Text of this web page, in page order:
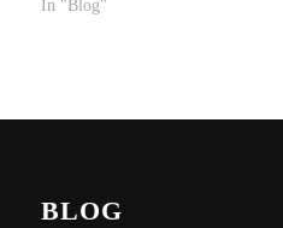
In "Blog"
BLOG